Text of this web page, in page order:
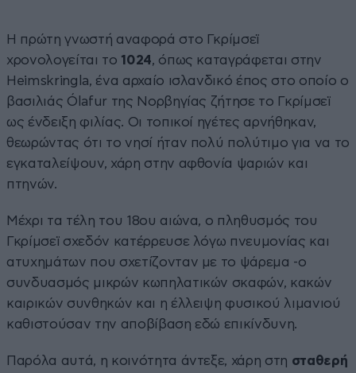
Η πρώτη γνωστή αναφορά στο Γκρίμσεϊ
χρονολογείται το 1024, όπως καταγράφεται στην
Heimskringla, ένα αρχαίο ισλανδικό έπος στο οποίο ο
βασιλιάς Ólafur της Νορβηγίας ζήτησε το Γκρίμσεϊ
ως ένδειξη φιλίας. Οι τοπικοί ηγέτες αρνήθηκαν,
θεωρώντας ότι το νησί ήταν πολύ πολύτιμο για να το
εγκαταλείψουν, χάρη στην αφθονία ψαριών και
πτηνών.
Μέχρι τα τέλη του 18ου αιώνα, ο πληθυσμός του
Γκρίμσεϊ σχεδόν κατέρρευσε λόγω πνευμονίας και
ατυχημάτων που σχετίζονταν με το ψάρεμα -ο
συνδυασμός μικρών κωπηλατικών σκαφών, κακών
καιρικών συνθηκών και η έλλειψη φυσικού λιμανιού
καθιστούσαν την αποβίβαση εδώ επικίνδυνη.
Παρόλα αυτά, η κοινότητα άντεξε, χάρη στη σταθερή